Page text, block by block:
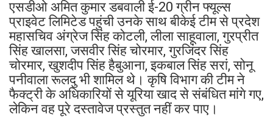
एसडीओ अमित कुमार डबवाली ई-20 ग्रीन फ्यूल्स
प्राइवेट लिमिटेड पहुंची उनके साथ बीकेई टीम से प्रदेश
महासचिव अंग्रेज सिंह कोटली, लीला साहूवाला, गुरप्रीत
सिंह खालसा, जसवीर सिंह चोरमार, गुरजिंदर सिंह
चोरमार, खुशदीप सिंह हैबुआना, इकबाल सिंह सरां, सोनू
पनीवाला रूलदु भी शामिल थे। कृषि विभाग की टीम ने
फैक्ट्री के अधिकारियों से यूरिया खाद से संबंधित मांगे गए,
लेकिन वह पूरे दस्तावेज प्रस्तुत नहीं कर पाए।